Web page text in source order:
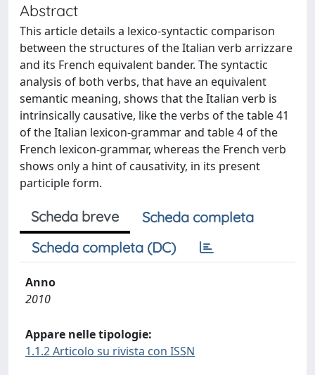
Abstract
This article details a lexico-syntactic comparison
between the structures of the Italian verb arrizzare
and its French equivalent bander. The syntactic
analysis of both verbs, that have an equivalent
semantic meaning, shows that the Italian verb is
intrinsically causative, like the verbs of the table 41
of the Italian lexicon-grammar and table 4 of the
French lexicon-grammar, whereas the French verb
shows only a hint of causativity, in its present
participle form.
Scheda breve
Scheda completa
Scheda completa (DC)
Anno
2010
Appare nelle tipologie:
1.1.2 Articolo su rivista con ISSN